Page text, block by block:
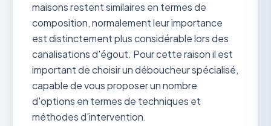
maisons restent similaires en termes de
composition, normalement leur importance
est distinctement plus considérable lors des
canalisations d'égout. Pour cette raison il est
important de choisir un déboucheur spécialisé,
capable de vous proposer un nombre
d'options en termes de techniques et
méthodes d'intervention.